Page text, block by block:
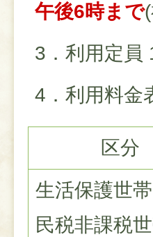
午後6時まで
3．利用定員
4．利用料金
区分
生活保護世
民税非課税